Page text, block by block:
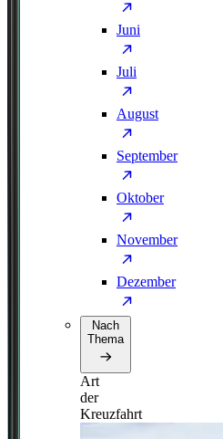
Juni
Juli
August
September
Oktober
November
Dezember
Nach
Thema
Art
der
Kreuzfahrt